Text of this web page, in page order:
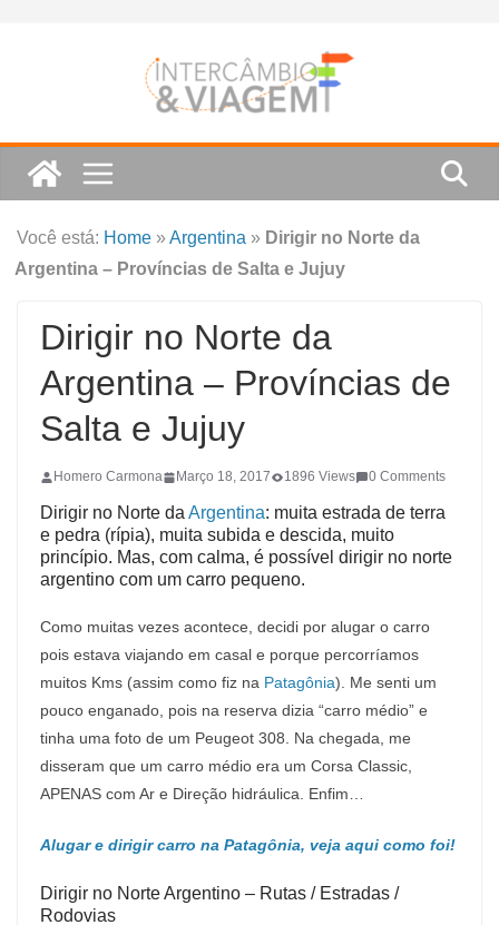
Você está: Home »Argentina » Dirigir no Norte da
Argentina – Províncias de Salta e Jujuy
Dirigir no Norte da
Argentina – Províncias de
Salta e Jujuy
Homero Carmona Março 18, 2017 1896 Views 0 Comments
Dirigir no Norte da Argentina: muita estrada de terra
e pedra (rípia), muita subida e descida, muito
princípio. Mas, com calma, é possível dirigir no norte
argentino com um carro pequeno.
Como muitas vezes acontece, decidi por alugar o carro
pois estava viajando em casal e porque percorríamos
muitos Kms (assim como fiz na Patagônia). Me senti um
pouco enganado, pois na reserva dizia “carro médio” e
tinha uma foto de um Peugeot 308. Na chegada, me
disseram que um carro médio era um Corsa Classic,
APENAS com Ar e Direção hidráulica. Enfim…
Alugar e dirigir carro na Patagônia, veja aqui como foi!
Dirigir no Norte Argentino – Rutas / Estradas /
Rodovias